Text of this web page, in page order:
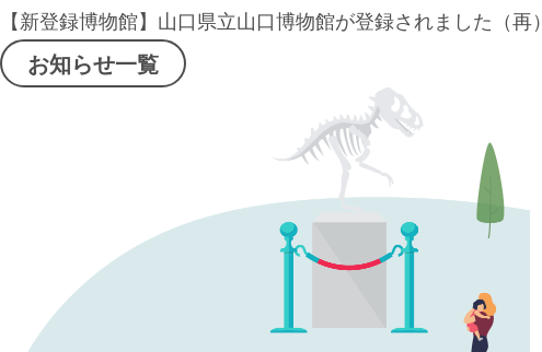
【新登録博物館】⼭⼝県⽴⼭⼝博物館が登録されました（再）
お知らせ一覧